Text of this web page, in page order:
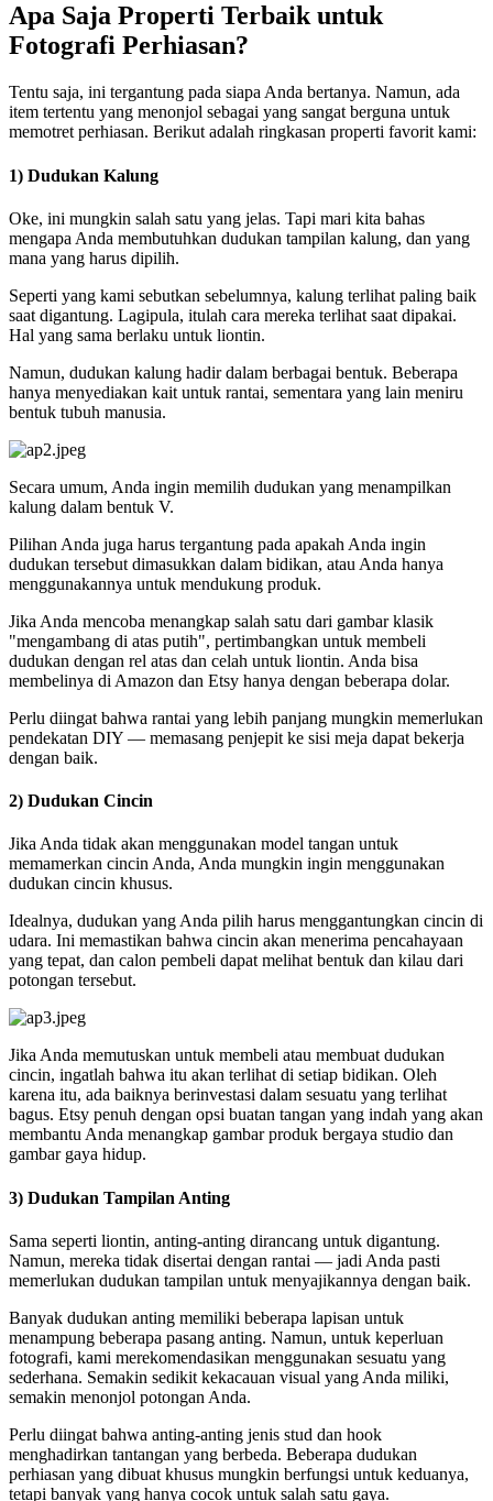
Apa Saja Properti Terbaik untuk
Fotografi Perhiasan?
Tentu saja, ini tergantung pada siapa Anda bertanya. Namun, ada
item tertentu yang menonjol sebagai yang sangat berguna untuk
memotret perhiasan. Berikut adalah ringkasan properti favorit kami:
1) Dudukan Kalung
Oke, ini mungkin salah satu yang jelas. Tapi mari kita bahas
mengapa Anda membutuhkan dudukan tampilan kalung, dan yang
mana yang harus dipilih.
Seperti yang kami sebutkan sebelumnya, kalung terlihat paling baik
saat digantung. Lagipula, itulah cara mereka terlihat saat dipakai.
Hal yang sama berlaku untuk liontin.
Namun, dudukan kalung hadir dalam berbagai bentuk. Beberapa
hanya menyediakan kait untuk rantai, sementara yang lain meniru
bentuk tubuh manusia.
Secara umum, Anda ingin memilih dudukan yang menampilkan
kalung dalam bentuk V.
Pilihan Anda juga harus tergantung pada apakah Anda ingin
dudukan tersebut dimasukkan dalam bidikan, atau Anda hanya
menggunakannya untuk mendukung produk.
Jika Anda mencoba menangkap salah satu dari gambar klasik
"mengambang di atas putih", pertimbangkan untuk membeli
dudukan dengan rel atas dan celah untuk liontin. Anda bisa
membelinya di Amazon dan Etsy hanya dengan beberapa dolar.
Perlu diingat bahwa rantai yang lebih panjang mungkin memerlukan
pendekatan DIY — memasang penjepit ke sisi meja dapat bekerja
dengan baik.
2) Dudukan Cincin
Jika Anda tidak akan menggunakan model tangan untuk
memamerkan cincin Anda, Anda mungkin ingin menggunakan
dudukan cincin khusus.
Idealnya, dudukan yang Anda pilih harus menggantungkan cincin di
udara. Ini memastikan bahwa cincin akan menerima pencahayaan
yang tepat, dan calon pembeli dapat melihat bentuk dan kilau dari
potongan tersebut.
Jika Anda memutuskan untuk membeli atau membuat dudukan
cincin, ingatlah bahwa itu akan terlihat di setiap bidikan. Oleh
karena itu, ada baiknya berinvestasi dalam sesuatu yang terlihat
bagus. Etsy penuh dengan opsi buatan tangan yang indah yang akan
membantu Anda menangkap gambar produk bergaya studio dan
gambar gaya hidup.
3) Dudukan Tampilan Anting
Sama seperti liontin, anting-anting dirancang untuk digantung.
Namun, mereka tidak disertai dengan rantai — jadi Anda pasti
memerlukan dudukan tampilan untuk menyajikannya dengan baik.
Banyak dudukan anting memiliki beberapa lapisan untuk
menampung beberapa pasang anting. Namun, untuk keperluan
fotografi, kami merekomendasikan menggunakan sesuatu yang
sederhana. Semakin sedikit kekacauan visual yang Anda miliki,
semakin menonjol potongan Anda.
Perlu diingat bahwa anting-anting jenis stud dan hook
menghadirkan tantangan yang berbeda. Beberapa dudukan
perhiasan yang dibuat khusus mungkin berfungsi untuk keduanya,
tetapi banyak yang hanya cocok untuk salah satu gaya.